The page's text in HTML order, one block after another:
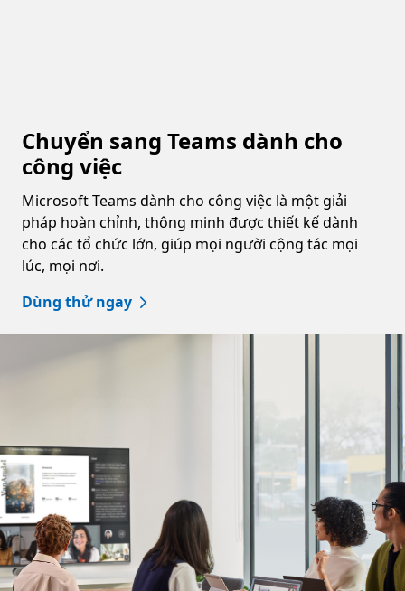
Chuyển sang Teams dành cho
công việc
Microsoft Teams dành cho công việc là một giải
pháp hoàn chỉnh, thông minh được thiết kế dành
cho các tổ chức lớn, giúp mọi người cộng tác mọi
lúc, mọi nơi.
Dùng thử ngay